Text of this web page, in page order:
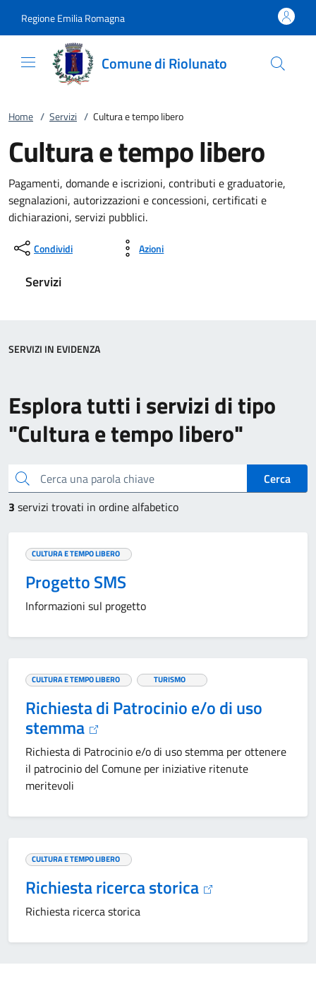
Regione Emilia Romagna
Comune di Riolunato
Home / Servizi / Cultura e tempo libero
Cultura e tempo libero
Pagamenti, domande e iscrizioni, contributi e graduatorie,
segnalazioni, autorizzazioni e concessioni, certificati e
dichiarazioni, servizi pubblici.
Condividi Azioni
Servizi
Esplora tutti i servizi di tipo
"Cultura e tempo libero"
Cerca una parola chiave
Cerca
3 servizi trovati in ordine alfabetico
CULTURA E TEMPO LIBERO
Progetto SMS
Informazioni sul progetto
CULTURA E TEMPO LIBERO TURISMO
Richiesta di Patrocinio e/o di uso
stemma
Richiesta di Patrocinio e/o di uso stemma per ottenere
il patrocinio del Comune per iniziative ritenute
meritevoli
CULTURA E TEMPO LIBERO
Richiesta ricerca storica
Richiesta ricerca storica
SERVIZI IN EVIDENZA